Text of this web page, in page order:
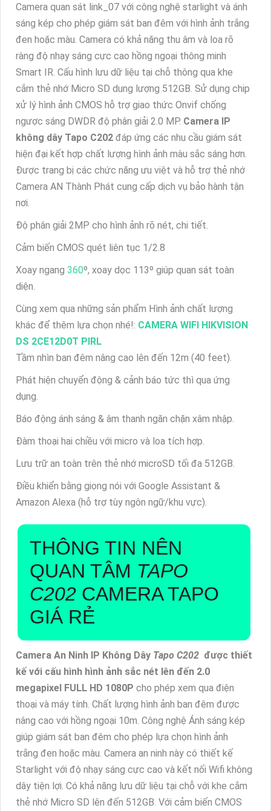
Camera quan sát link_07 với công nghệ starlight và ánh
sáng kép cho phép giám sát ban đêm với hình ảnh trắng
đen hoặc màu. Camera có khả năng thu âm và loa rõ
ràng độ nhạy sáng cực cao hồng ngoại thông minh
Smart IR. Cấu hình lưu dữ liệu tại chỗ thông qua khe
cắm thẻ nhớ Micro SD dung lượng 512GB. Sử dụng chip
xử lý hình ảnh CMOS hỗ trợ giao thức Onvif chống
ngược sáng DWDR độ phân giải 2.0 MP. Camera IP
không dây Tapo C202 đáp ứng các nhu cầu giám sát
hiện đại kết hợp chất lượng hình ảnh màu sắc sáng hơn.
Được trang bị các chức năng ưu việt và hỗ trợ thẻ nhớ
Camera AN Thành Phát cung cấp dịch vụ bảo hành tận
nơi.
Độ phân giải 2MP cho hình ảnh rõ nét, chi tiết.
Cảm biến CMOS quét liên tục 1/2.8
Xoay ngang 360º, xoay dọc 113º giúp quan sát toàn
diện.
Cùng xem qua những sản phẩm Hình ảnh chất lượng
khác để thêm lựa chọn nhé!: CAMERA WIFI HIKVISION
DS 2CE12D0T PIRL
Tầm nhìn ban đêm nâng cao lên đến 12m (40 feet).
Phát hiện chuyển động & cảnh báo tức thì qua ứng
dụng.
Báo động ánh sáng & âm thanh ngăn chặn xâm nhập.
Đàm thoại hai chiều với micro và loa tích hợp.
Lưu trữ an toàn trên thẻ nhớ microSD tối đa 512GB.
Điều khiển bằng giọng nói với Google Assistant &
Amazon Alexa (hỗ trợ tùy ngôn ngữ/khu vực).
THÔNG TIN NÊN
QUAN TÂM TAPO
C202 CAMERA TAPO
GIÁ RẺ
Camera An Ninh IP Không Dây Tapo C202 được thiết
kế với cấu hình hình ảnh sắc nét lên đến 2.0
megapixel FULL HD 1080P cho phép xem qua điện
thoại và máy tính. Chất lượng hình ảnh ban đêm được
nâng cao với hồng ngoại 10m. Công nghệ Ánh sáng kép
giúp giám sát ban đêm cho phép lựa chọn hình ảnh
trắng đen hoặc màu. Camera an ninh này có thiết kế
Starlight với độ nhạy sáng cực cao và kết nối Wifi không
dây tiện lợi. Có khả năng lưu dữ liệu tại chỗ với khe cắm
thẻ nhớ Micro SD lên đến 512GB. Với cảm biến CMOS